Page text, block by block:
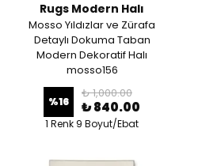
Rugs Modern Halı
Mosso Yıldızlar ve Zürafa
Detaylı Dokuma Taban
Modern Dekoratif Halı
mosso156
%16
₺ 1,000.00
₺ 840.00
1 Renk 9 Boyut/Ebat